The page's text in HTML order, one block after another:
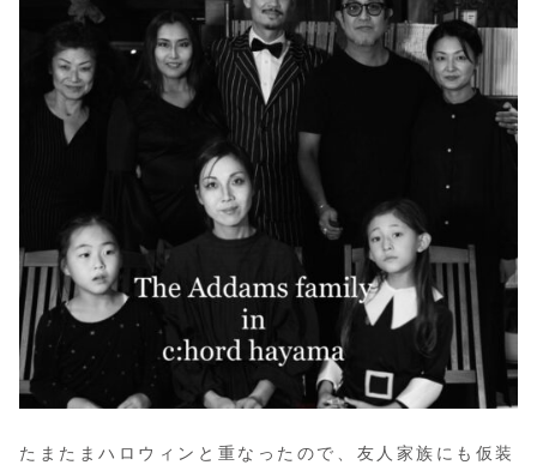
たまたまハロウィンと重なったので、友人家族にも仮装